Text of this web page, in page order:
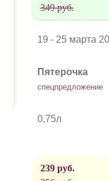
349 руб.
19 - 25 марта
Пятерочка
спецпредложение
0,75л
239 руб.